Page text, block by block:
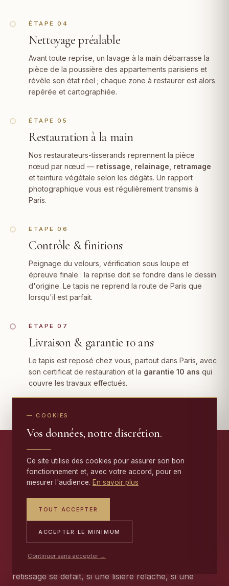
ÉTAPE 04
Nettoyage préalable
Avant toute reprise, un lavage à la main débarrasse la
pièce de la poussière des appartements parisiens et
révèle son état réel ; chaque zone à restaurer est alors
repérée et cartographiée.
ÉTAPE 05
Restauration à la main
Nos restaurateurs-tisserands reprennent la pièce
nœud par nœud — retissage, relainage, retramage
et teinture végétale selon les dégâts. Un rapport
photographique vous est régulièrement transmis à
Paris.
ÉTAPE 06
Contrôle & finitions
Peignage du velours, vérification sous loupe et
épreuve finale : la reprise doit se fondre dans le dessin
d'origine. Le tapis ne reprend la route de Paris que
lorsqu'il est parfait.
ÉTAPE 07
Livraison & garantie 10 ans
Le tapis est reposé chez vous, partout dans Paris, avec
son certificat de restauration et la garantie 10 ans qui
couvre les travaux effectués.
— NOTRE ENGAGEMENT
Une garantie de dix ans
chaque restauration
retissage se défait, si une lisière relâche, si une
— COOKIES
Vos données, notre discrétion.
Ce site utilise des cookies pour assurer son bon
fonctionnement et, avec votre accord, pour en
mesurer l'audience. En savoir plus
TOUT ACCEPTER
ACCEPTER LE MINIMUM
Continuer sans accepter →